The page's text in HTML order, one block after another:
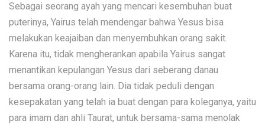
Sebagai seorang ayah yang mencari kesembuhan buat
puterinya, Yairus telah mendengar bahwa Yesus bisa
melakukan keajaiban dan menyembuhkan orang sakit.
Karena itu, tidak mengherankan apabila Yairus sangat
menantikan kepulangan Yesus dari seberang danau
bersama orang-orang lain. Dia tidak peduli dengan
kesepakatan yang telah ia buat dengan para koleganya, yaitu
para imam dan ahli Taurat, untuk bersama-sama menolak